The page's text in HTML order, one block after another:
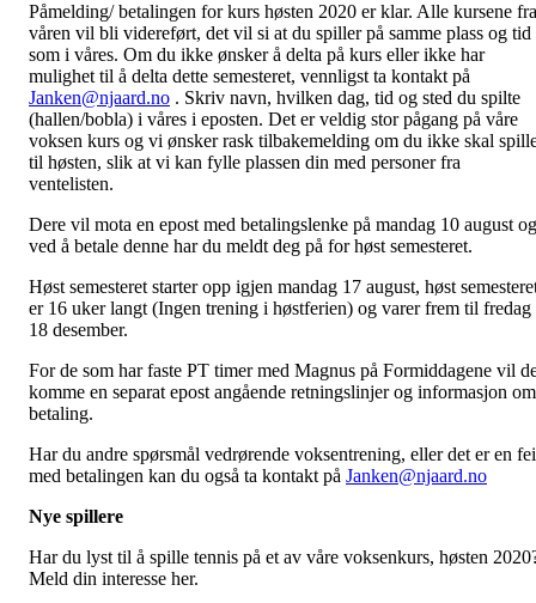
Påmelding/ betalingen for kurs høsten 2020 er klar. Alle kursene fra
våren vil bli videreført, det vil si at du spiller på samme plass og tid
som i våres. Om du ikke ønsker å delta på kurs eller ikke har
mulighet til å delta dette semesteret, vennligst ta kontakt på
Janken@njaard.no . Skriv navn, hvilken dag, tid og sted du spilte
(hallen/bobla) i våres i eposten. Det er veldig stor pågang på våre
voksen kurs og vi ønsker rask tilbakemelding om du ikke skal
til høsten, slik at vi kan fylle plassen din med personer fra
ventelisten.
Dere vil mota en epost med betalingslenke på mandag 10 august og
ved å betale denne har du meldt deg på for høst semesteret.
Høst semesteret starter opp igjen mandag 17 august, høst
er 16 uker langt (Ingen trening i høstferien) og varer frem til fredag
18 desember.
For de som har faste PT timer med Magnus på Formiddagene vil
komme en separat epost angående retningslinjer og informasjon om
betaling.
Har du andre spørsmål vedrørende voksentrening, eller det er en
med betalingen kan du også ta kontakt på Janken@njaard.no
Nye spillere
Har du lyst til å spille tennis på et av våre voksenkurs, høsten
Meld din interesse her.